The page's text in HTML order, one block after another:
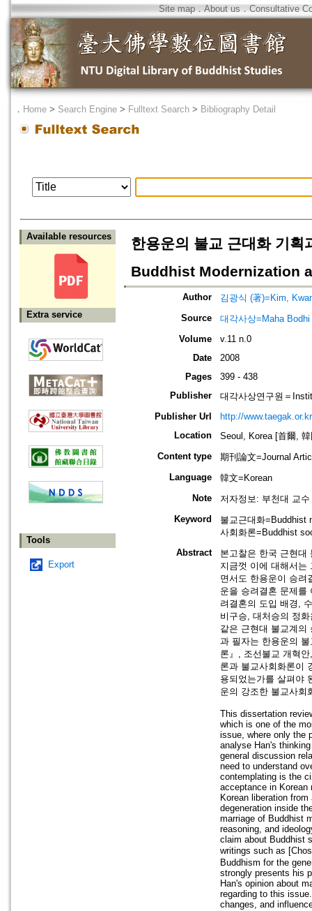
Site map．About us ． Consultative
． Home > Search Engine > Fulltext Search > Bibliography Detail
Available resources
Extra service
Tools
Export
한용운의 불교 근대화 기
Buddhist Modernization
Author
김광식 (著)=Kim,
Source
대각사상=Maha
Volume
v.11 n.0
Date
2008
Pages
399 - 438
Publisher
대각사상연구원＝
Publisher Url
http://
Location
Seoul, Korea [首爾,
Content type
期刊論文=Journal
Language
韓文=Korean
Note
저자정보: 부천대 교수
Keyword
불교근대화=Buddhist
사회화론=Buddhist
Abstract
본고찰은 한국 근현대
지금껏 이에 대해서는
면서도 한용운이 승려
운을 승려결혼 문제를
려결혼의 도입 배경,
비구승, 대처승의 정
같은 근현대 불교계의
과 필자는 한용운의
론』, 조선불교 개혁
론과 불교사회화론이
용되었는가를 살펴야
운의 강조한 불교사회
This dissertation
which is one of the
issue, where only the
analyse Han's
general discussion
need to understand
contemplating is the
acceptance in
Korean liberation
degeneration inside
marriage of Buddhist
reasoning, and
claim about Buddhist
writings such as
Buddhism for the
strongly presents his
Han's opinion about
regarding to this
changes, and